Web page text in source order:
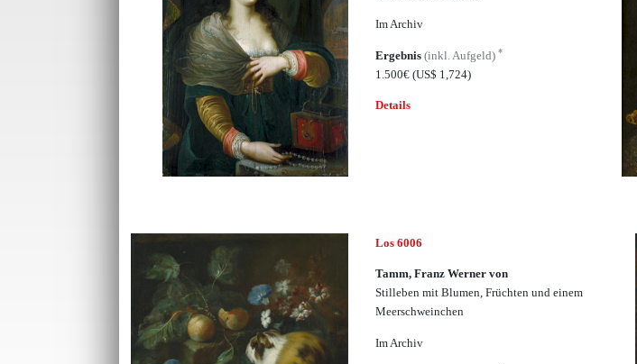
Im Archiv
Ergebnis(inkl. Aufgeld)*
1.500€(US$ 1,724)
Details
Los 6006
Tamm, Franz Werner von
Stilleben mit Blumen, Früchten und einem
Meerschweinchen
Im Archiv